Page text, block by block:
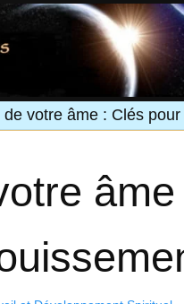
votre âme : Clés pour